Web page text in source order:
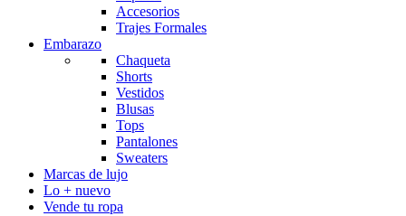
Accesorios
Trajes Formales
Embarazo
Chaqueta
Shorts
Vestidos
Blusas
Tops
Pantalones
Sweaters
Marcas de lujo
Lo + nuevo
Vende tu ropa